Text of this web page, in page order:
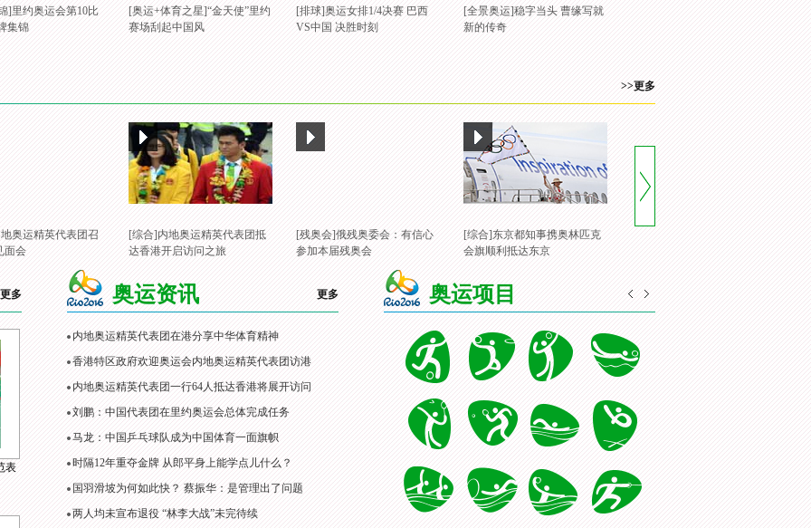
]里约奥运会第10比
集锦
[奥运+体育之星]“金天使”里约
赛场刮起中国风
[排球]奥运女排1/4决赛 巴西
VS中国 决胜时刻
[全景奥运]稳字当头 曹缘写就
新的传奇
>>更多
奥运精英代表团召
面会
[综合]内地奥运精英代表团抵
达香港开启访问之旅
[残奥会]俄残奥委会：有信心
参加本届残奥会
[综合]东京都知事携奥林匹克
会旗顺利抵达东京
更多
表
奥运资讯 更多
内地奥运精英代表团在港分享中华体育精神
香港特区政府欢迎奥运会内地奥运精英代表团访港
内地奥运精英代表团一行64人抵达香港将展开访问
刘鹏：中国代表团在里约奥运会总体完成任务
马龙：中国乒乓球队成为中国体育一面旗帜
时隔12年重夺金牌 从郎平身上能学点儿什么？
国羽滑坡为何如此快？ 蔡振华：是管理出了问题
两人均未宣布退役 “林李大战”未完待续
奥运项目